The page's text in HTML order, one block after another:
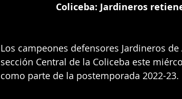
Coliceba: Jardineros
Los campeones defensores Jardineros
sección Central de la Coliceba este
como parte de la postemporada 2022-23.